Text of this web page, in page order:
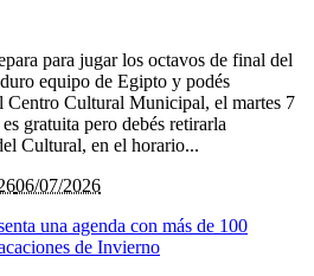
para jugar los octavos de final del
equipo de Egipto y podés
Centro Cultural Municipal, el martes 7
gratuita pero debés retirarla
Cultural, en el horario...
06/07/2026